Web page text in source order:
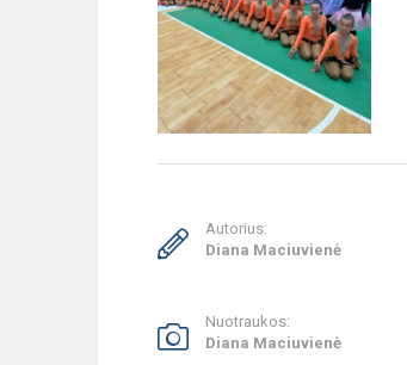
Autorius:
Diana Maciuvienė
Nuotraukos:
Diana Maciuvienė